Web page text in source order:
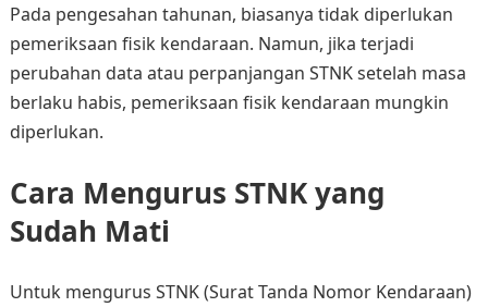
Pada pengesahan tahunan, biasanya tidak diperlukan
pemeriksaan fisik kendaraan. Namun, jika terjadi
perubahan data atau perpanjangan STNK setelah masa
berlaku habis, pemeriksaan fisik kendaraan mungkin
diperlukan.
Cara Mengurus STNK yang
Sudah Mati
Untuk mengurus STNK (Surat Tanda Nomor Kendaraan)